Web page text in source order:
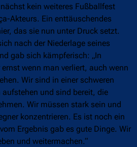
kein weiteres Fußballfest
Akteurs. Ein enttäuschendes
das sie nun unter Druck setzt.
nach der Niederlage seines
gab sich kämpferisch: „In
wenn man verliert, auch wenn
Wir sind in einer schweren
aufstehen und sind bereit, die
Wir müssen stark sein und
konzentrieren. Es ist noch ein
Ergebnis gab es gute Dinge. Wir
und weitermachen.“